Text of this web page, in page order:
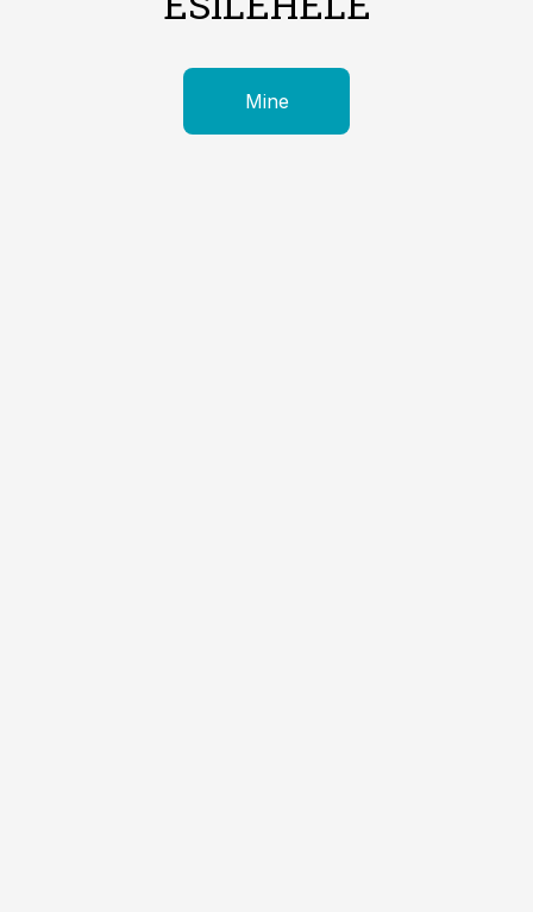
Mine